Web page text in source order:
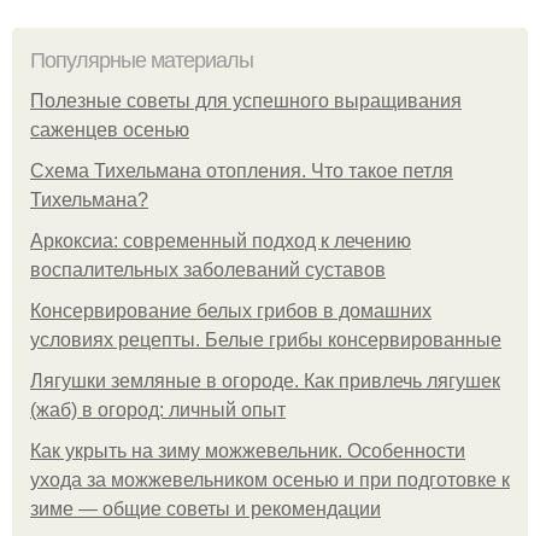
Популярные материалы
Полезные советы для успешного выращивания
саженцев осенью
Схема Тихельмана отопления. Что такое петля
Тихельмана?
Аркоксиа: современный подход к лечению
воспалительных заболеваний суставов
Консервирование белых грибов в домашних
условиях рецепты. Белые грибы консервированные
Лягушки земляные в огороде. Как привлечь лягушек
(жаб) в огород: личный опыт
Как укрыть на зиму можжевельник. Особенности
ухода за можжевельником осенью и при подготовке к
зиме — общие советы и рекомендации